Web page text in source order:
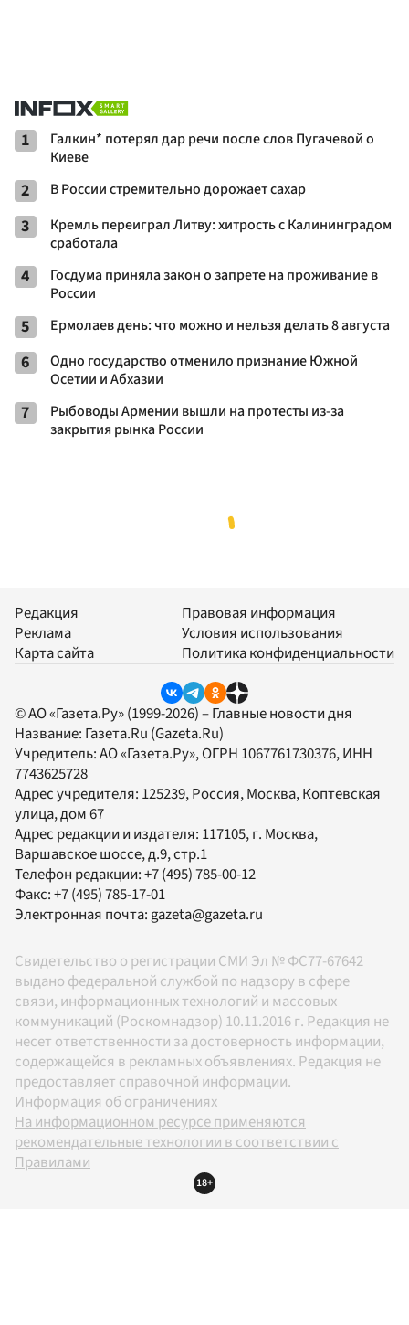
1
Галкин* потерял дар речи после слов Пугачевой о
Киеве
2 В России стремительно дорожает сахар
3
Кремль переиграл Литву: хитрость с Калининградом
сработала
4
Госдума приняла закон о запрете на проживание в
России
5 Ермолаев день: что можно и нельзя делать 8 августа
6
Одно государство отменило признание Южной
Осетии и Абхазии
7
Рыбоводы Армении вышли на протесты из-за
закрытия рынка России
Редакция
Реклама
Карта сайта
Правовая информация
Условия использования
Политика конфиденциальности
© АО «Газета.Ру» (1999-2026) – Главные новости дня
Название: Газета.Ru (Gazeta.Ru)
Учредитель:АО «Газета.Ру», ОГРН 1067761730376, ИНН
7743625728
Адрес учредителя: 125239, Россия, Москва, Коптевская
улица, дом 67
Адрес редакции и издателя: 117105, г. Москва,
Варшавское шоссе, д.9, стр.1
Телефон редакции:+7 (495) 785-00-12
Факс:+7 (495) 785-17-01
Электронная почта:gazeta@gazeta.ru
Свидетельство о регистрации СМИ Эл № ФС77-67642
выдано федеральной службой по надзору в сфере
связи, информационных технологий и массовых
коммуникаций (Роскомнадзор) 10.11.2016 г. Редакция не
несет ответственности за достоверность информации,
содержащейся в рекламных объявлениях. Редакция не
предоставляет справочной информации.
Информация об ограничениях
На информационном ресурсе применяются
рекомендательные технологии в соответствии с
Правилами
18+